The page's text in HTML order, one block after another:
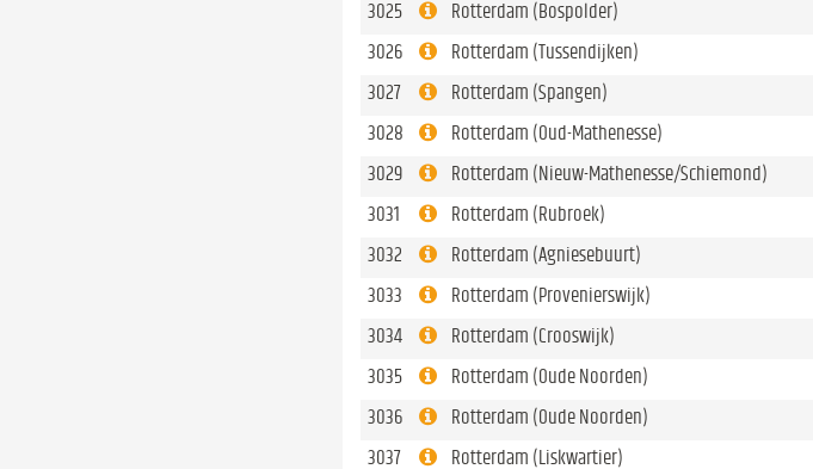
3025
Rotterdam (Bospolder)
3026
Rotterdam (Tussendijken)
3027
Rotterdam (Spangen)
3028
Rotterdam (Oud-Mathenesse)
3029
Rotterdam (Nieuw-Mathenesse/Schiemond)
3031
Rotterdam (Rubroek)
3032
Rotterdam (Agniesebuurt)
3033
Rotterdam (Provenierswijk)
3034
Rotterdam (Crooswijk)
3035
Rotterdam (Oude Noorden)
3036
Rotterdam (Oude Noorden)
3037
Rotterdam (Liskwartier)